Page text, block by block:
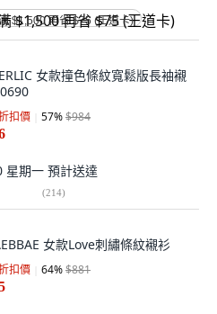
$1,500 再省 $75 (王道卡)
女款撞色條紋寬鬆版長袖襯
扣價 57%$984
星期一 預計送達
(214)
女款Love刺繡條紋襯衫
扣價 64%$881